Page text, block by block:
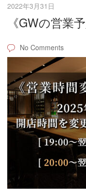
2022年3月31日
《GWの営業
No Comments